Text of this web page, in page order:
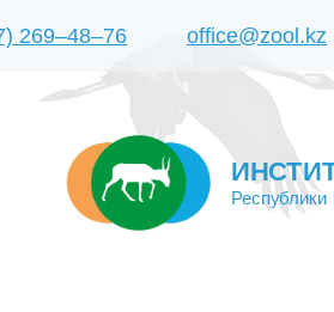
269‒48‒76 office@zool.kz
Республики